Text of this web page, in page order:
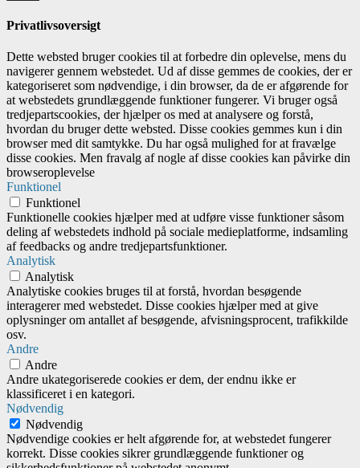
Privatlivsoversigt
Dette websted bruger cookies til at forbedre din oplevelse, mens du
navigerer gennem webstedet. Ud af disse gemmes de cookies, der er
kategoriseret som nødvendige, i din browser, da de er afgørende for
at webstedets grundlæggende funktioner fungerer. Vi bruger også
tredjepartscookies, der hjælper os med at analysere og forstå,
hvordan du bruger dette websted. Disse cookies gemmes kun i din
browser med dit samtykke. Du har også mulighed for at fravælge
disse cookies. Men fravalg af nogle af disse cookies kan påvirke din
browseroplevelse
Funktionel
Funktionel
Funktionelle cookies hjælper med at udføre visse funktioner såsom
deling af webstedets indhold på sociale medieplatforme, indsamling
af feedbacks og andre tredjepartsfunktioner.
Analytisk
Analytisk
Analytiske cookies bruges til at forstå, hvordan besøgende
interagerer med webstedet. Disse cookies hjælper med at give
oplysninger om antallet af besøgende, afvisningsprocent, trafikkilde
osv.
Andre
Andre
Andre ukategoriserede cookies er dem, der endnu ikke er
klassificeret i en kategori.
Nødvendig
Nødvendig
Nødvendige cookies er helt afgørende for, at webstedet fungerer
korrekt. Disse cookies sikrer grundlæggende funktioner og